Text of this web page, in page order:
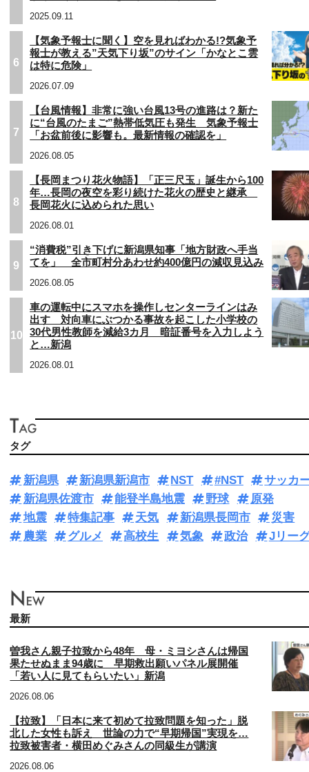
2025.09.11
6
【気象予報士に聞く】空を見ればわかる!?気象予
報士が教える”天気下り坂”のサイン「かなとこ雲
は特に危険」
2026.07.09
7
【台風情報】非常に強い台風13号の進路は？新た
に“台風のたまご”熱帯低気圧も発生 気象予報士
「お盆前後に影響も。最新情報の確認を」
2026.08.05
8
【長岡まつり花火物語】「正三尺玉」誕生から100
年…長岡の夜空を彩り続けた花火の歴史と継承
長岡花火に込められた思い
2026.08.01
9
“消費税”引き下げに新潟県知事「地方財政へ手当
てを」 全市町村分あわせ約400億円の減収見込み
2026.08.05
10
車の運転中にスマホを操作しセンターラインはみ
出す 対向車にぶつかる事故を起こした小学校の
30代男性教師を減給3カ月 暗証番号を入力しよう
と…新潟
2026.08.01
タグ
新潟県 新潟県新潟市 NST #NST
サッカ
新潟県佐渡市
能登半島地震 野球
原発
地震
特集記事 天気 新潟県長岡市
災害
農業
グルメ 高校生 気象 政治 Jリー
最新
曽我さん親子拉致から48年 母・ミヨシさんは帰国
果たせぬまま94歳に 早期救出願いパネル展開催
「若い人に見てもらいたい」新潟
2026.08.06
【拉致】「日本に来て初めて拉致問題を知った」脱
北した女性も訴え 世論の力で“早期帰国”実現を…
拉致被害者・横田めぐみさんの同級生が講演
2026.08.06